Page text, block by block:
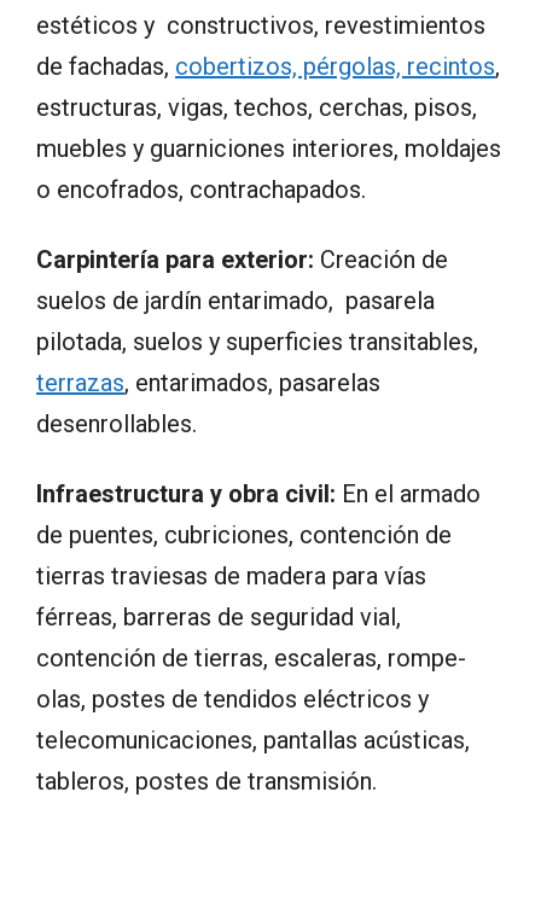
estéticos y constructivos, revestimientos
de fachadas, cobertizos, pérgolas, recintos,
estructuras, vigas, techos, cerchas, pisos,
muebles y guarniciones interiores, moldajes
o encofrados, contrachapados.
Carpintería para exterior: Creación de
suelos de jardín entarimado, pasarela
pilotada, suelos y superficies transitables,
terrazas, entarimados, pasarelas
desenrollables.
Infraestructura y obra civil: En el armado
de puentes, cubriciones, contención de
tierras traviesas de madera para vías
férreas, barreras de seguridad vial,
contención de tierras, escaleras, rompe-
olas, postes de tendidos eléctricos y
telecomunicaciones, pantallas acústicas,
tableros, postes de transmisión.